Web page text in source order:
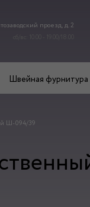
проезд, д. 2
Швейная фурнитура
Ш-094/39